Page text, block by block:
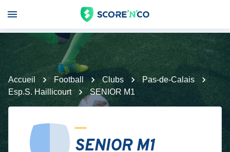
Accueil Football Clubs
Pas-de-Calais
Esp.S. Haillicourt
SENIOR M1
SENIOR M1